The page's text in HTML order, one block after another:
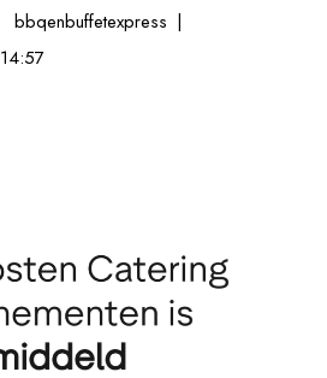
bbqenbuffetexpressExclusieve
in
Nederland
|
14:57